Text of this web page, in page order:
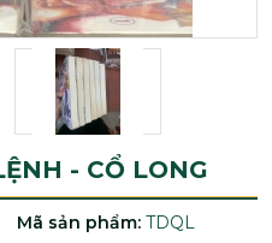
- CỔ LONG
Mã sản phẩm: TDQL